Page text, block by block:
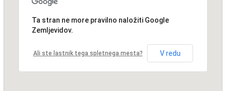
Ta stran ne more pravilno naložiti Google
Zemljevidov.
Ali ste lastnik tega spletnega mesta? V redu